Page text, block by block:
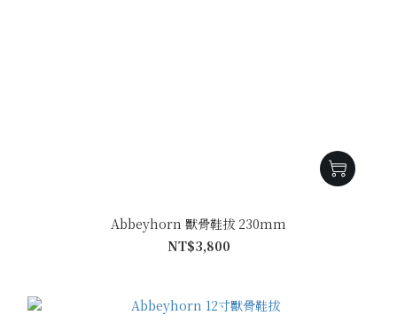
Abbeyhorn 獸骨鞋拔 230mm
NT$3,800